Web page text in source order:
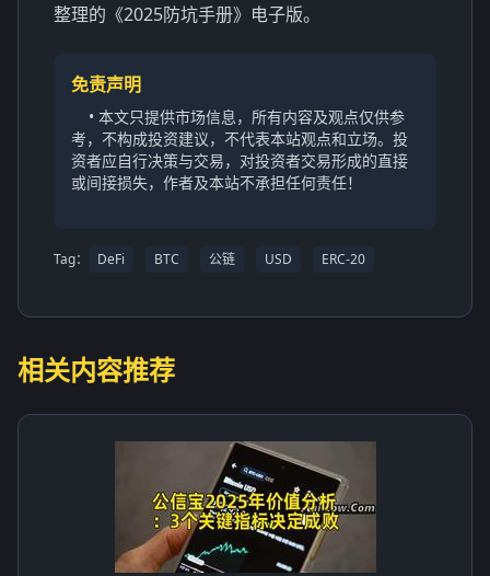
整理的《2025防坑手册》电子版。
免责声明
• 本文只提供市场信息，所有内容及观点仅供参
考，不构成投资建议，不代表本站观点和立场。投
资者应自行决策与交易，对投资者交易形成的直接
或间接损失，作者及本站不承担任何责任！
Tag： DeFi BTC 公链 USD ERC-20
相关内容推荐